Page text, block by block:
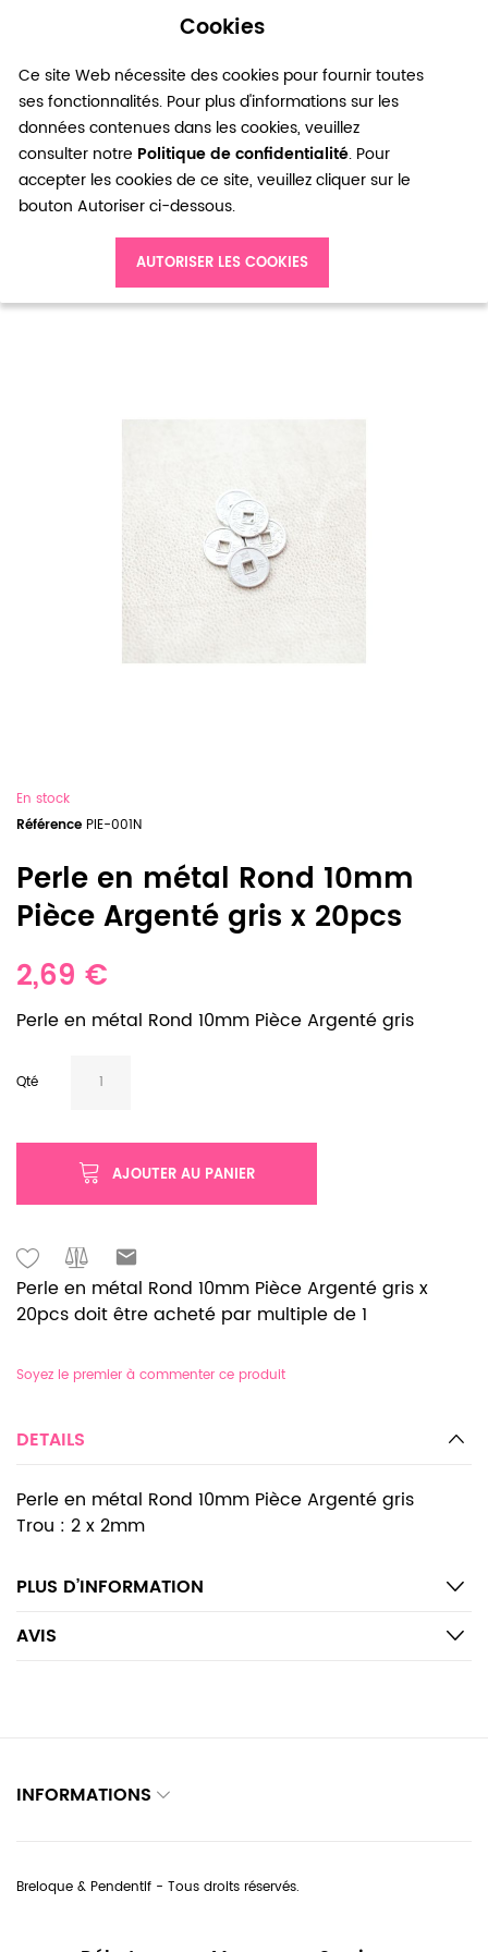
Cookies
Ce site Web nécessite des cookies pour fournir toutes
ses fonctionnalités. Pour plus d'informations sur les
données contenues dans les cookies, veuillez
consulter notre Politique de confidentialité. Pour
accepter les cookies de ce site, veuillez cliquer sur le
bouton Autoriser ci-dessous.
AUTORISER LES COOKIES
0
Perle en métal Rond 10mm Pièce Argenté gris x 20pcs
En stock
Référence PIE-001N
Perle en métal Rond 10mm
Pièce Argenté gris x 20pcs
2,69 €
Perle en métal Rond 10mm Pièce Argenté gris
Qté
AJOUTER AU PANIER
Perle en métal Rond 10mm Pièce Argenté gris x
20pcs doit être acheté par multiple de 1
Soyez le premier à commenter ce produit
DETAILS
Perle en métal Rond 10mm Pièce Argenté gris
Trou : 2 x 2mm
PLUS D’INFORMATION
AVIS
INFORMATIONS
Breloque & Pendentif - Tous droits réservés.